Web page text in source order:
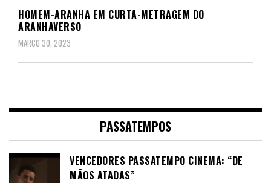
HOMEM-ARANHA EM CURTA-METRAGEM DO
ARANHAVERSO
MARÇO 30, 2023
PASSATEMPOS
VENCEDORES PASSATEMPO CINEMA: “DE
MÃOS ATADAS”